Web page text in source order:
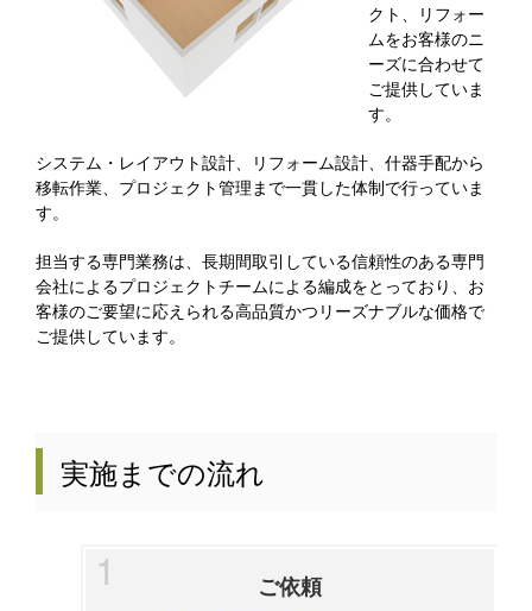
クト、リフォー
ムをお客様のニ
ーズに合わせて
ご提供していま
す。
システム・レイアウト設計、リフォーム設計、什器手配から
移転作業、プロジェクト管理まで一貫した体制で行っていま
す。
担当する専門業務は、長期間取引している信頼性のある専門
会社によるプロジェクトチームによる編成をとっており、お
客様のご要望に応えられる高品質かつリーズナブルな価格で
ご提供しています。
実施までの流れ
ご依頼